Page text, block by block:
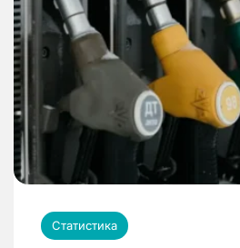
Статистика